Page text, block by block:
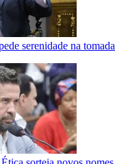
serenidade na